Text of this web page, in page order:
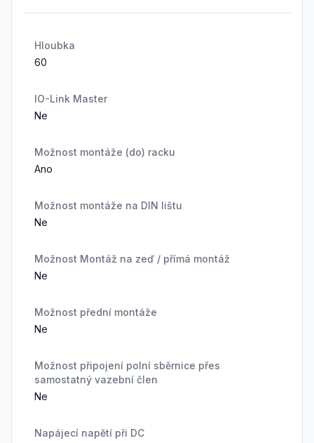
Hloubka
60
IO-Link Master
Ne
Možnost montáže (do) racku
Ano
Možnost montáže na DIN lištu
Ne
Možnost Montáž na zeď / přímá montáž
Ne
Možnost přední montáže
Ne
Možnost připojení polní sběrnice přes
samostatný vazební člen
Ne
Napájecí napětí při DC